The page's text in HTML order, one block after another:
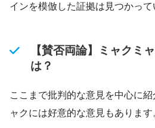
インを模倣した証拠は見つかって
【賛否両論】ミャクミ
は？
ここまで批判的な意見を中心に
ャクには好意的な意見もあります